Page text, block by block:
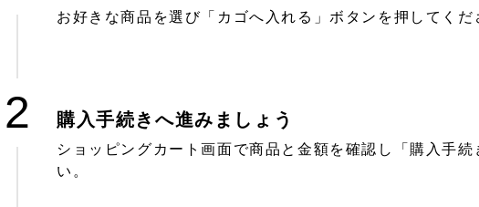
お好きな商品を選び「カゴへ入れる」ボタンを押してくだ
2 購入手続きへ進みましょう
ショッピングカート画面で商品と金額を確認し「購入手
い。